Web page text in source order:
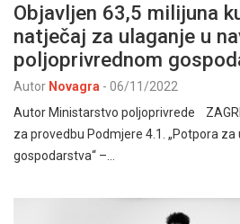
Objavljen 63,5 milijuna
natječaj za ulaganje u
poljoprivrednom
Autor Novagra - 06/11/2022
Autor Ministarstvo poljoprivrede
za provedbu Podmjere 4.1. „Potpora
gospodarstva“ –…